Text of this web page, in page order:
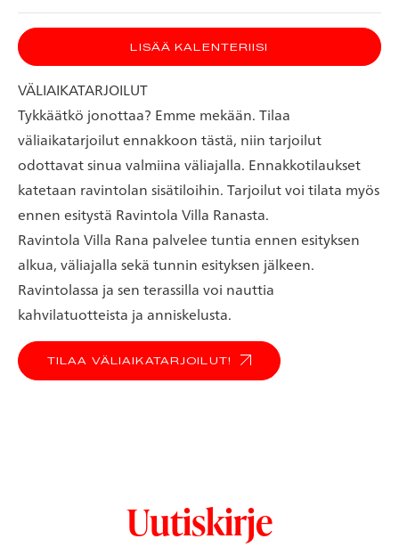
LISÄÄ KALENTERIISI
VÄLIAIKATARJOILUT
Tykkäätkö jonottaa? Emme mekään. Tilaa
väliaikatarjoilut ennakkoon tästä, niin tarjoilut
odottavat sinua valmiina väliajalla. Ennakkotilaukset
katetaan ravintolan sisätiloihin. Tarjoilut voi tilata myös
ennen esitystä Ravintola Villa Ranasta.
Ravintola Villa Rana palvelee tuntia ennen esityksen
alkua, väliajalla sekä tunnin esityksen jälkeen.
Ravintolassa ja sen terassilla voi nauttia
kahvilatuotteista ja anniskelusta.
TILAA VÄLIAIKATARJOILUT!
Uutiskirje